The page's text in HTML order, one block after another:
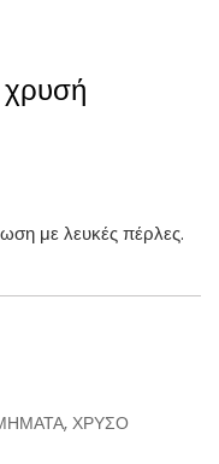
χρυσή
με λευκές πέρλες.
, ΧΡΥΣΟ